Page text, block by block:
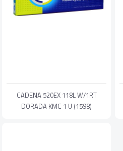
CADENA 520EX 118L W/1RT
DORADA KMC 1 U (1598)